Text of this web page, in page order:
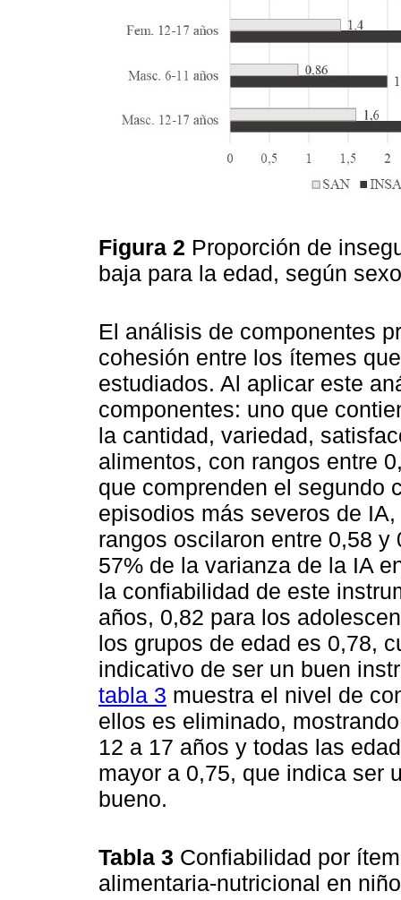
Figura 2 Proporción de
baja para la edad, según
El análisis de componentes
cohesión entre los ítemes
estudiados. Al aplicar este
componentes: uno que
la cantidad, variedad,
alimentos, con rangos entre
que comprenden el segundo
episodios más severos de
rangos oscilaron entre 0,58
57% de la varianza de la IA
la confiabilidad de este
años, 0,82 para los
los grupos de edad es 0,78,
indicativo de ser un buen
tabla 3 muestra el nivel de
ellos es eliminado,
12 a 17 años y todas las
mayor a 0,75, que indica ser
bueno.
Tabla 3 Confiabilidad por
alimentaria-nutricional en